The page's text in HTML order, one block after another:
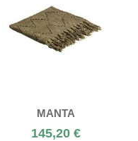
MANTA
145,20 €